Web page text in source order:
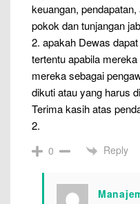
keuangan,
pokok dan tunjangan
2. apakah Dewas
tertentu apabila
mereka sebagai
dikuti atau yang harus
Terima kasih atas
2.
0 Reply